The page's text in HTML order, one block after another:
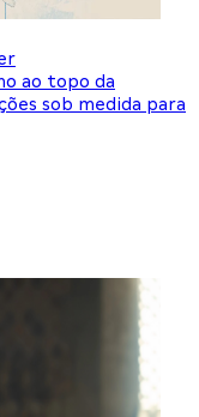
ao topo da
sob medida para